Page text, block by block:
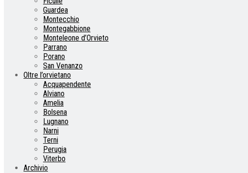
Guardea
Montecchio
Montegabbione
Monteleone d’Orvieto
Parrano
Porano
San Venanzo
Oltre l’orvietano
Acquapendente
Alviano
Amelia
Bolsena
Lugnano
Narni
Terni
Perugia
Viterbo
Archivio